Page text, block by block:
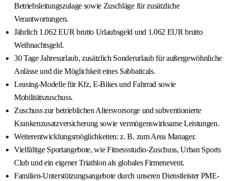
Betriebsleitungszulage sowie Zuschläge für zusätzliche
Verantwortungen.
Jährlich 1.062 EUR brutto Urlaubsgeld und 1.062 EUR brutto
Weihnachtsgeld.
30 Tage Jahresurlaub, zusätzlich Sonderurlaub für außergewöhnliche
Anlässe und die Möglichkeit eines Sabbaticals.
Leasing-Modelle für Kfz, E-Bikes und Fahrrad sowie
Mobilitätszuschuss.
Zuschuss zur betrieblichen Altersvorsorge und subventionierte
Krankenzusatzversicherung sowie vermögenswirksame Leistungen.
Weiterentwicklungsmöglichkeiten: z. B. zum Area Manager.
Vielfältige Sportangebote, wie Fitnessstudio-Zuschuss, Urban Sports
Club und ein eigener Triathlon als globales Firmenevent.
Familien-Unterstützungsangebote durch unseren Dienstleister PME-